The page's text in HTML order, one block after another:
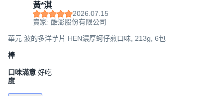
黃*淇
2026.07.15
賣家: 酷澎股份有限公司
華元 波的多洋芋片 HEN濃厚蚵仔煎口味, 213g, 6包
棒
口味滿意
度
好吃